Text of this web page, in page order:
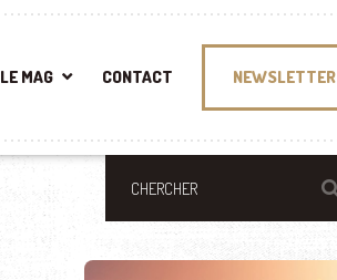
LE MAG CONTACT NEWSLETTER